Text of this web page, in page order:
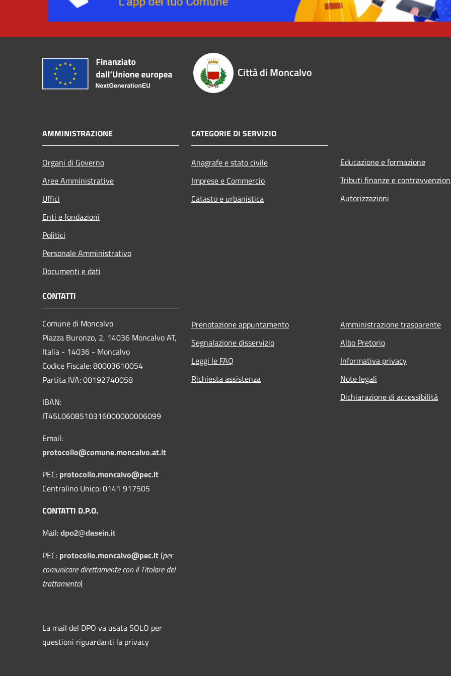
Città di Moncalvo
AMMINISTRAZIONE
Organi di Governo
Aree Amministrative
Uffici
Enti e fondazioni
Politici
Personale Amministrativo
Documenti e dati
CATEGORIE DI SERVIZIO
Anagrafe e stato civile
Imprese e Commercio
Catasto e urbanistica
Educazione e formazione
Tributi,finanze e
Autorizzazioni
CONTATTI
Comune di Moncalvo
Piazza Buronzo, 2, 14036 Moncalvo AT,
Italia - 14036 - Moncalvo
Codice Fiscale: 80003610054
Partita IVA: 00192740058
IBAN:
IT45L0608510316000000006099
Email:
protocollo@comune.moncalvo.at.it
PEC: protocollo.moncalvo@pec.it
Centralino Unico: 0141 917505
CONTATTI D.P.O.
Mail: dpo2@dasein.it
PEC: protocollo.moncalvo@pec.it(per
comunicare direttamente con il Titolare del
trattamento)
La mail del DPO va usata SOLO per
questioni riguardanti la privacy
Prenotazione appuntamento
Segnalazione disservizio
Leggi le FAQ
Richiesta assistenza
Amministrazione trasparente
Albo Pretorio
Informativa privacy
Note legali
Dichiarazione di accessibilità